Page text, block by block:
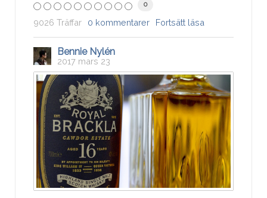
0
9026 Träffar 0 kommentarer Fortsätt läsa
Bennie Nylén
2017 mars 23